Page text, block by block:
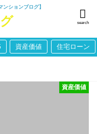
ションブログ】
search
資産価値 住宅ローン
資産価値